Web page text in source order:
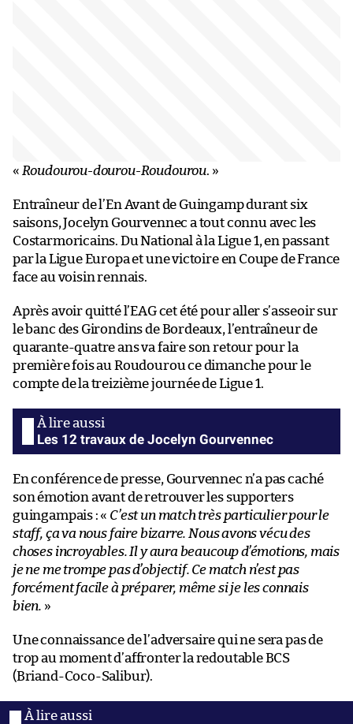
« Roudourou-dourou-Roudourou. »
Entraîneur de l’En Avant de Guingamp durant six
saisons, Jocelyn Gourvennec a tout connu avec les
Costarmoricains. Du National à la Ligue 1, en passant
par la Ligue Europa et une victoire en Coupe de France
face au voisin rennais.
Après avoir quitté l’EAG cet été pour aller s’asseoir sur
le banc des Girondins de Bordeaux, l’entraîneur de
quarante-quatre ans va faire son retour pour la
première fois au Roudourou ce dimanche pour le
compte de la treizième journée de Ligue 1.
Les 12 travaux de Jocelyn Gourvennec
En conférence de presse, Gourvennec n’a pas caché
son émotion avant de retrouver les supporters
guingampais : « C’est un match très particulier pour le
staff, ça va nous faire bizarre. Nous avons vécu des
choses incroyables. Il y aura beaucoup d’émotions, mais
je ne me trompe pas d’objectif. Ce match n’est pas
forcément facile à préparer, même si je les connais
bien. »
Une connaissance de l’adversaire qui ne sera pas de
trop au moment d’affronter la redoutable BCS
(Briand-Coco-Salibur).